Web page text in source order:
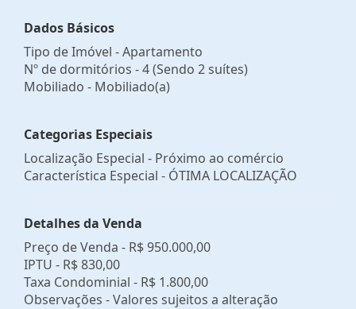
Dados Básicos
Tipo de Imóvel - Apartamento
Nº de dormitórios - 4 (Sendo 2 suítes)
Mobiliado - Mobiliado(a)
Categorias Especiais
Localização Especial - Próximo ao comércio
Característica Especial - ÓTIMA LOCALIZAÇÃO
Detalhes da Venda
Preço de Venda - R$ 950.000,00
IPTU - R$ 830,00
Taxa Condominial - R$ 1.800,00
Observações - Valores sujeitos a alteração